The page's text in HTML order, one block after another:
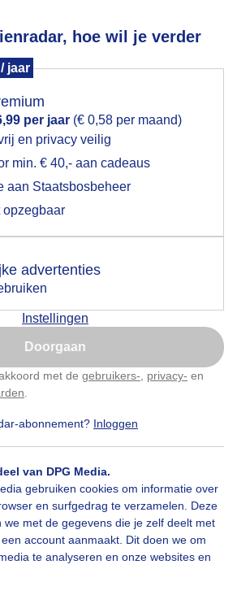
hoe wil je verder
jaar
per jaar (€ 0,58 per maand)
en privacy veilig
min. € 40,- aan cadeaus
aan Staatsbosbeheer
opzegbaar
advertenties
Instellingen
Doorgaan
met de gebruikers- privacy- en
abonnement? Inloggen
van DPG Media.
gebruiken cookies om informatie over
en surfgedrag te verzamelen. Deze
we met de gegevens die je zelf deelt met
account aanmaakt. Dit doen we om
te analyseren en onze websites en
Gemaakt: 02-08-2025, 39x bekeken
Wolken
locatie gebruiken voor het
geen akkoord op hebt gegeven,
een pop-up uit je browser waarin
toon de popup
niet, misschien later
om dit aan te passen